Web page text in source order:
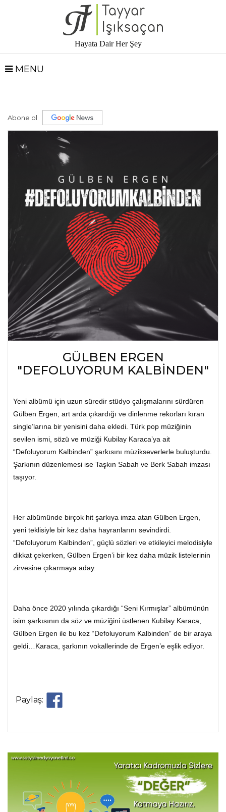
Hayata Dair Her Şey
MENU
Abone ol
GÜLBEN ERGEN
"DEFOLUYORUM KALBİNDEN"
Yeni albümü için uzun süredir stüdyo çalışmalarını sürdüren
Gülben Ergen, art arda çıkardığı ve dinlenme rekorları kıran
single’larına bir yenisini daha ekledi. Türk pop müziğinin
sevilen ismi, sözü ve müziği Kubilay Karaca’ya ait
“Defoluyorum Kalbinden” şarkısını müzikseverlerle buluşturdu.
Şarkının düzenlemesi ise Taşkın Sabah ve Berk Sabah imzası
taşıyor.
Her albümünde birçok hit şarkıya imza atan Gülben Ergen,
yeni teklisiyle bir kez daha hayranlarını sevindirdi.
“Defoluyorum Kalbinden”, güçlü sözleri ve etkileyici melodisiyle
dikkat çekerken, Gülben Ergen’i bir kez daha müzik listelerinin
zirvesine çıkarmaya aday.
Daha önce 2020 yılında çıkardığı “Seni Kırmışlar” albümünün
isim şarkısının da söz ve müziğini üstlenen Kubilay Karaca,
Gülben Ergen ile bu kez “Defoluyorum Kalbinden” de bir araya
geldi…Karaca, şarkının vokallerinde de Ergen’e eşlik ediyor.
Paylaş: